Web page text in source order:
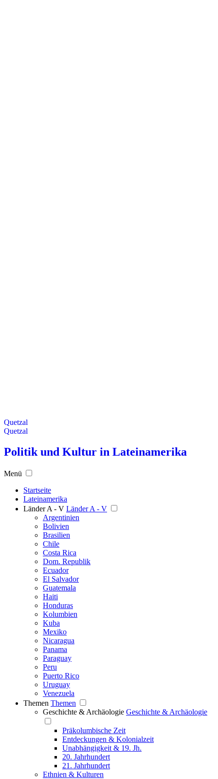
Quetzal
Quetzal
Politik und Kultur in Lateinamerika
Menü
Startseite
Lateinamerika
Länder A - V Länder A - V
Argentinien
Bolivien
Brasilien
Chile
Costa Rica
Dom. Republik
Ecuador
El Salvador
Guatemala
Haiti
Honduras
Kolumbien
Kuba
Mexiko
Nicaragua
Panama
Paraguay
Peru
Puerto Rico
Uruguay
Venezuela
Themen Themen
Geschichte & Archäologie Geschichte & Archäologie
Präkolumbische Zeit
Entdeckungen & Kolonialzeit
Unabhängigkeit & 19. Jh.
20. Jahrhundert
21. Jahrhundert
Ethnien & Kulturen